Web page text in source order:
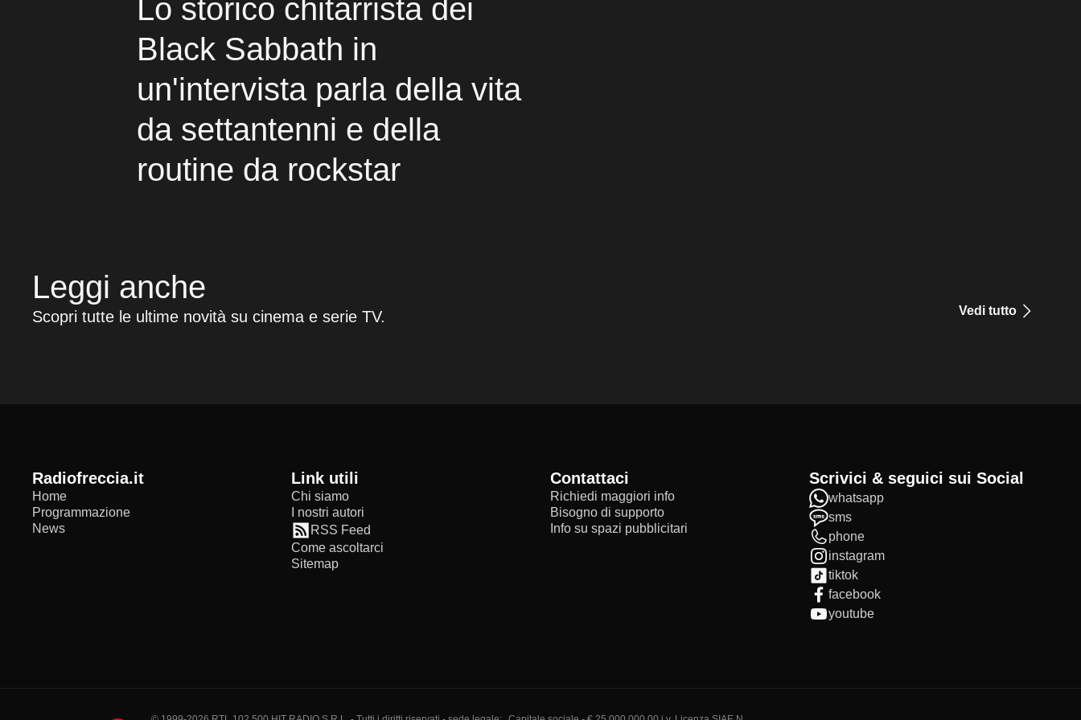
Lo storico chitarrista dei
Black Sabbath in
un'intervista parla della vita
da settantenni e della
routine da rockstar
Leggi anche
Scopri tutte le ultime novità su cinema e serie TV. Vedi tutto
radiofreccia.it
Home
Programmazione
News
Link utili
Chi siamo
I nostri autori
RSS Feed
Come ascoltarci
Sitemap
Contattaci
Richiedi maggiori info
Bisogno di supporto
Info su spazi pubblicitari
Scrivici & seguici sui Social
whatsapp
sms
phone
instagram
tiktok
facebook
youtube